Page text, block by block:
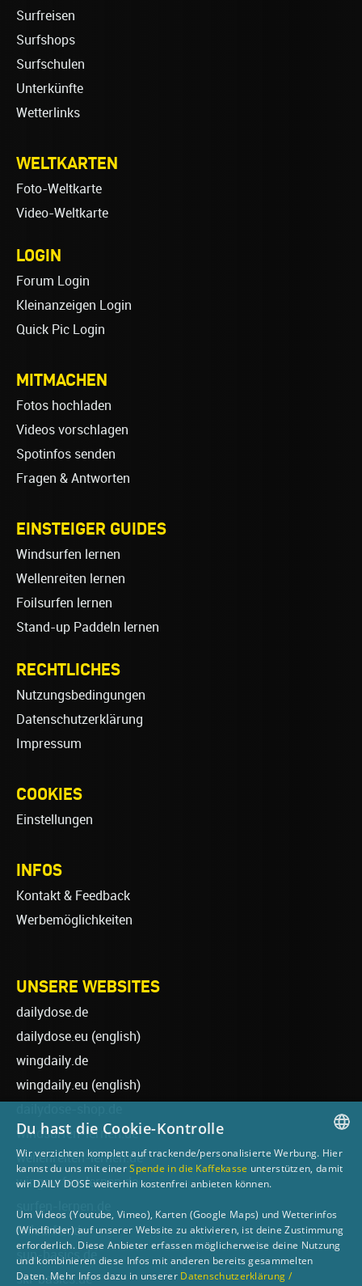
Surfreisen
Surfshops
Surfschulen
Unterkünfte
Wetterlinks
WELTKARTEN
Foto-Weltkarte
Video-Weltkarte
LOGIN
Forum Login
Kleinanzeigen Login
Quick Pic Login
MITMACHEN
Fotos hochladen
Videos vorschlagen
Spotinfos senden
Fragen & Antworten
EINSTEIGER GUIDES
Windsurfen lernen
Wellenreiten lernen
Foilsurfen lernen
Stand-up Paddeln lernen
RECHTLICHES
Nutzungsbedingungen
Datenschutzerklärung
Impressum
COOKIES
Einstellungen
INFOS
Kontakt & Feedback
Werbemöglichkeiten
UNSERE WEBSITES
dailydose.de
dailydose.eu (english)
wingdaily.de
wingdaily.eu (english)
windsurfen-lernen.de
wellenreiten-lernen.de
wingsurfen-lernen.de
foilsurfen.de
sup-basics.de
ski-basics.de
GERMAN
Du hast die Cookie-Kontrolle
Wir verzichten komplett auf trackende/personalisierte Werbung. Hier
kannst du uns mit einerSpende in die Kaffekasse unterstützen, damit
wir DAILY DOSE weiterhin kostenfrei anbieten können.
Um Videos (Youtube, Vimeo), Karten (Google Maps) und Wetterinfos
(Windfinder) auf unserer Website zu aktivieren, ist deine Zustimmung
erforderlich. Diese Anbieter erfassen möglicherweise deine Nutzung
und kombinieren diese Infos mit anderen bereits gesammelten
Daten. Mehr Infos dazu in unserer Datenschutzerklärung /